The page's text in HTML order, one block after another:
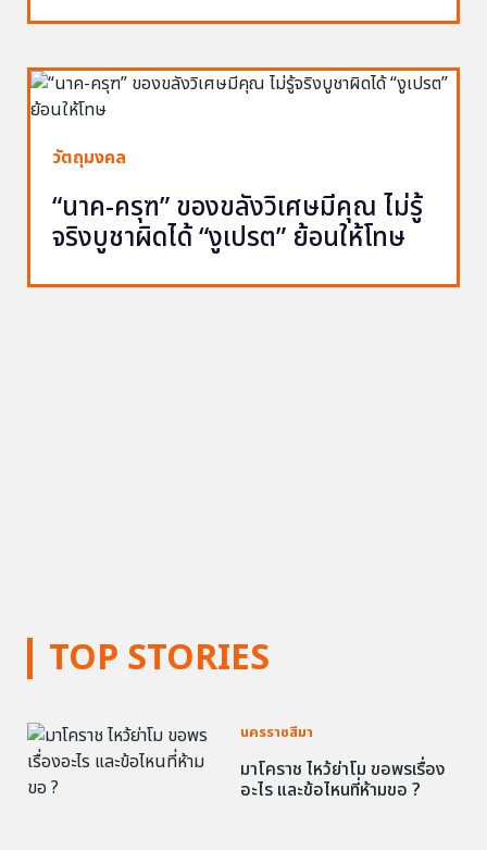
TOP STORIES
นครราชสีมา
มาโคราช ไหว้ย่าโม ขอพรเรื่อง
อะไร และข้อไหนที่ห้ามขอ ?
วัตถุมงคล
“นาค-ครุฑ” ของขลังวิเศษมีคุณ ไม่รู้
จริงบูชาผิดได้ “งูเปรต” ย้อนให้โทษ